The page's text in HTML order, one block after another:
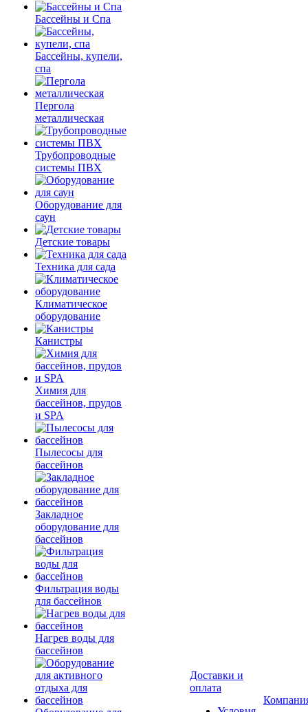
Бассейны и Спа
Бассейны, купели,
спа
Пергола
металлическая
Трубопроводные
системы ПВХ
Оборудование для
саун
Детские товары
Техника для сада
Климатическое
оборудование
Канистры
Химия для
бассейнов, прудов
и SPA
Пылесосы для
бассейнов
Закладное
оборудование для
бассейнов
Фильтрация воды
для бассейнов
Нагрев воды для
бассейнов
Доставки и
оплата